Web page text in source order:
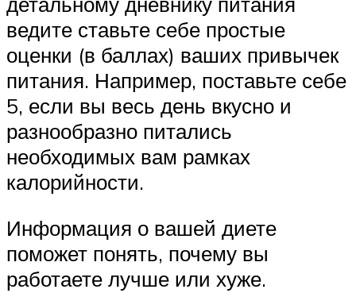
ведите ставьте себе простые
оценки (в баллах) ваших привычек
питания. Например, поставьте себе
5, если вы весь день вкусно и
разнообразно питались
необходимых вам рамках
калорийности.
Информация о вашей диете
поможет понять, почему вы
работаете лучше или хуже.